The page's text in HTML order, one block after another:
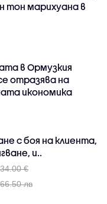
тон марихуана в
в Ормузкия
отразява на
икономика
с боя на клиента,
и..
34.00 €
66.50 лв